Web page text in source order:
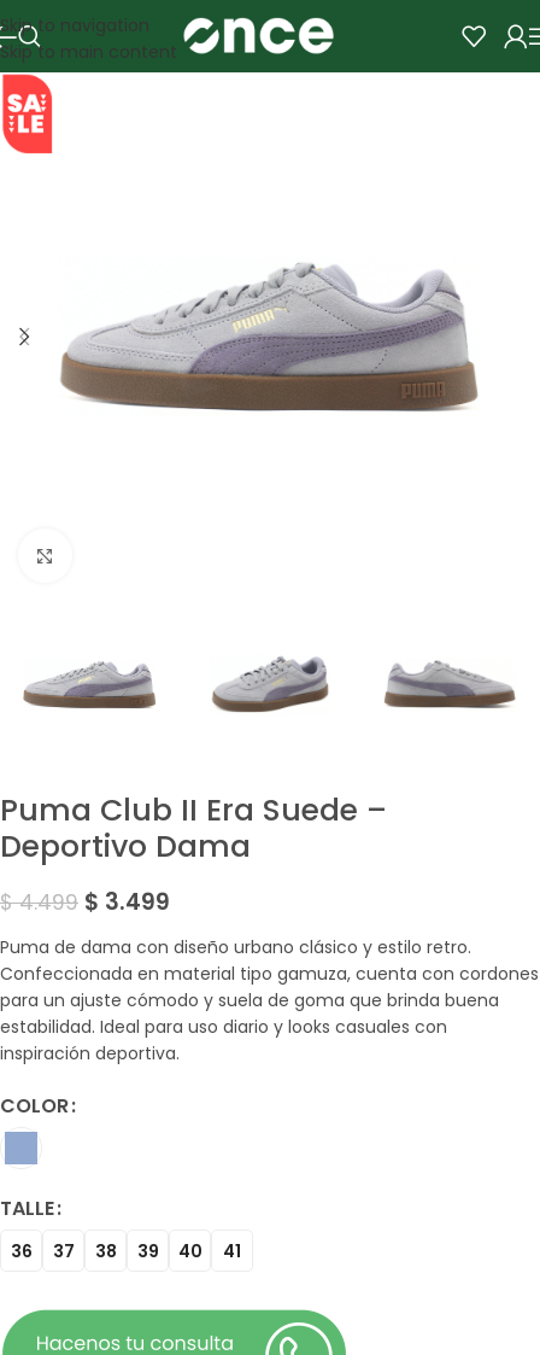
Skip to navigation
Skip to main content
SALE
Puma Club II Era Suede –
Deportivo Dama
$4.499 $ 3.499
Puma de dama con diseño urbano clásico y estilo retro.
Confeccionada en material tipo gamuza, cuenta con cordones
para un ajuste cómodo y suela de goma que brinda buena
estabilidad. Ideal para uso diario y looks casuales con
inspiración deportiva.
COLOR
TALLE
36 37 38 39 40 41